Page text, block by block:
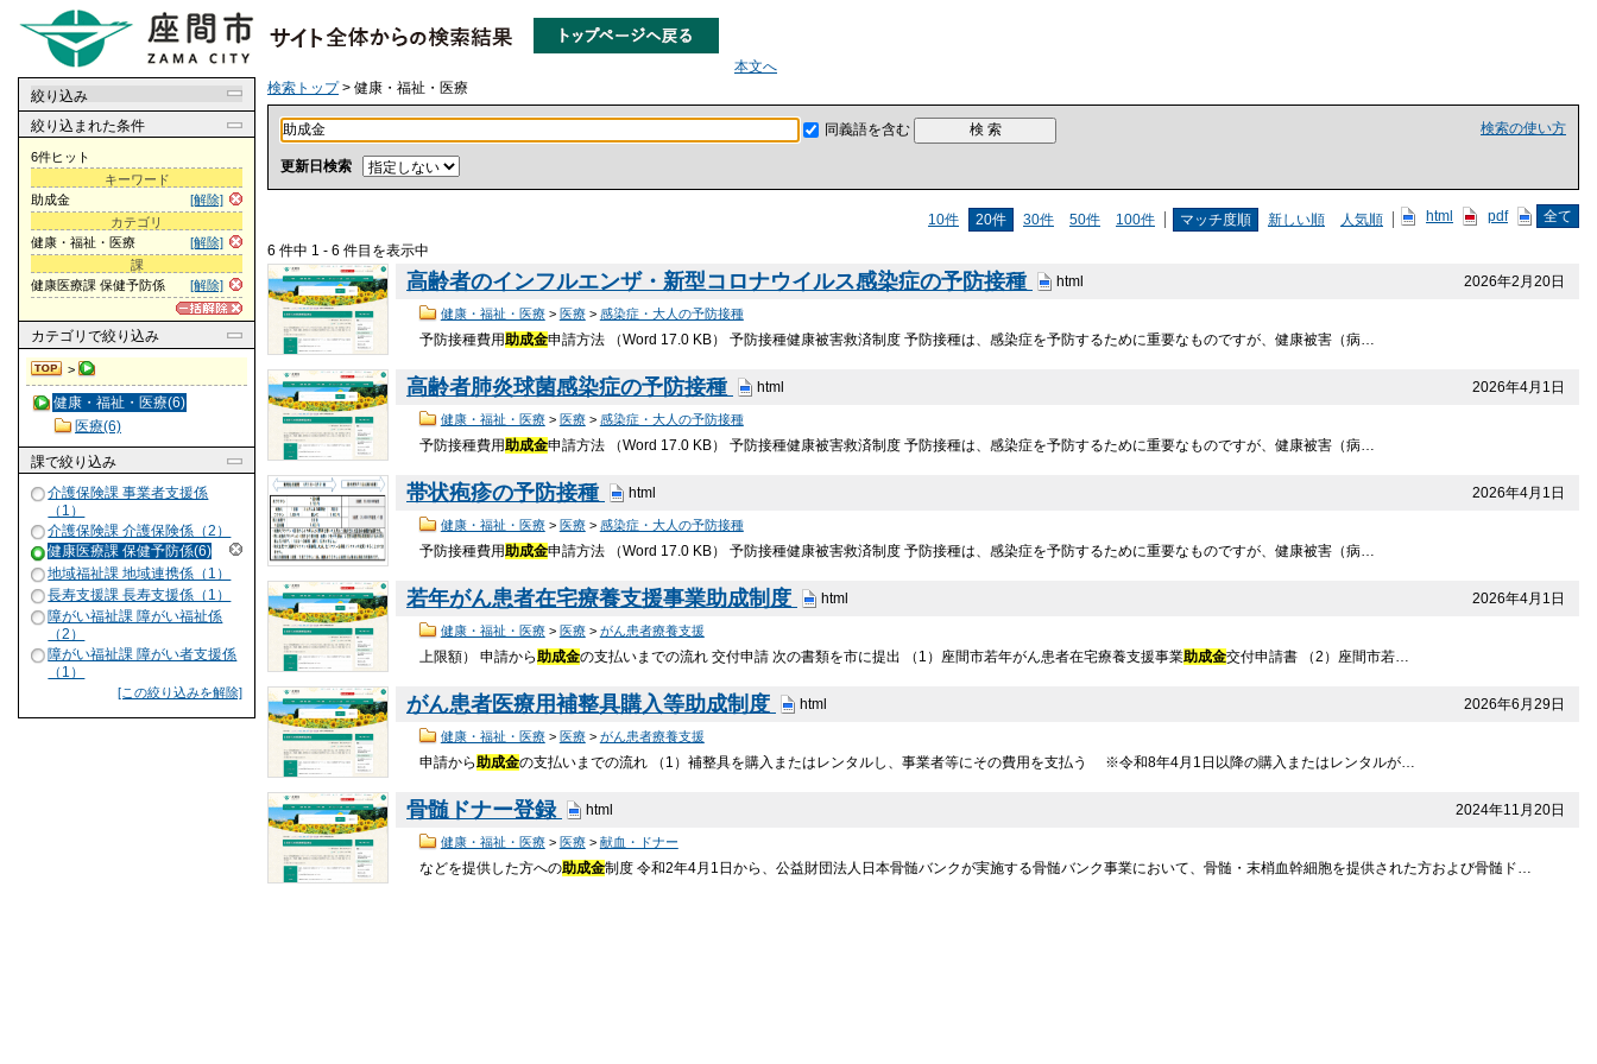
本文へ
絞り込み
絞り込まれた条件
6件ヒット
キーワード
[解除]
助成金
カテゴリ
[解除]
健康・福祉・医療
課
[解除]
健康医療課 保健予防係
カテゴリ で絞り込み
>
健康・福祉・医療(6)
医療(6)
課で絞り込み
介護保険課 事業者支援係
（1）
介護保険課 介護保険係（2）
健康医療課 保健予防係(6)
地域福祉課 地域連携係（1）
長寿支援課 長寿支援係（1）
障がい福祉課 障がい福祉係
（2）
障がい福祉課 障がい者支援係
（1）
[この絞り込みを解除]
検索トップ> 健康・福祉・医療
検索の使い方
同義語を含む
更新日検索
10件 20件 30件 50件 100件 マッチ度順 新しい順 人気順 html pdf 全て
6 件中 1 - 6 件目を表示中
2026年2月20日
高齢者のインフルエンザ・新型コロナウイルス感染症の予防接種 html
健康・福祉・医療> 医療> 感染症・大人の予防接種
予防接種費用助成金申請方法 （Word 17.0 KB） 予防接種健康被害救済制度 予防接種は、感染症を予防するために重要なものですが、健康被害（病…
2026年4月1日
高齢者肺炎球菌感染症の予防接種 html
健康・福祉・医療> 医療> 感染症・大人の予防接種
予防接種費用助成金申請方法 （Word 17.0 KB） 予防接種健康被害救済制度 予防接種は、感染症を予防するために重要なものですが、健康被害（病…
2026年4月1日
帯状疱疹の予防接種 html
健康・福祉・医療> 医療> 感染症・大人の予防接種
予防接種費用助成金申請方法 （Word 17.0 KB） 予防接種健康被害救済制度 予防接種は、感染症を予防するために重要なものですが、健康被害（病…
2026年4月1日
若年がん患者在宅療養支援事業助成制度 html
健康・福祉・医療> 医療> がん患者療養支援
上限額） 申請から 助成金の支払いまでの流れ 交付申請 次の書類を市に提出 （1）座間市若年がん患者在宅療養支援事業助成金交付申請書 （2）座間市若…
2026年6月29日
がん患者医療用補整具購入等助成制度 html
健康・福祉・医療> 医療> がん患者療養支援
申請から 助成金の支払いまでの流れ （1）補整具を購入またはレンタルし、事業者等にその費用を支払う ※令和8年4月1日以降の購入またはレンタルが…
2024年11月20日
骨髄ドナー登録 html
健康・福祉・医療> 医療> 献血・ドナー
などを提供した方への助成金制度 令和2年4月1日から、公益財団法人日本骨髄バンクが実施する骨髄バンク事業において、骨髄・末梢血幹細胞を提供された方および骨髄ド…